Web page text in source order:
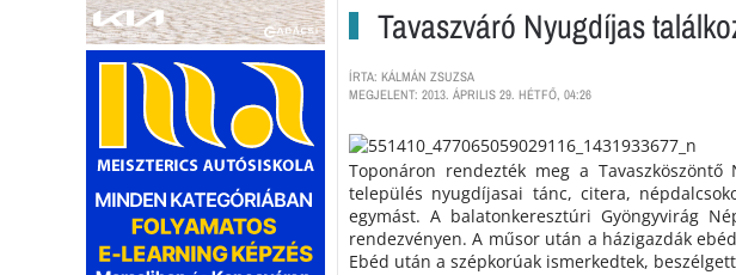
Tavaszváró Nyugdíjas
ÍRTA: KÁLMÁN ZSUZSA
MEGJELENT: 2013. ÁPRILIS 29. HÉTFŐ, 04:26
Toponáron rendezték meg a
település nyugdíjasai tánc, citera,
egymást. A balatonkeresztúri Gyöngyvirág
rendezvényen. A műsor után a házigazdák
Ebéd után a szépkorúak ismerkedtek,